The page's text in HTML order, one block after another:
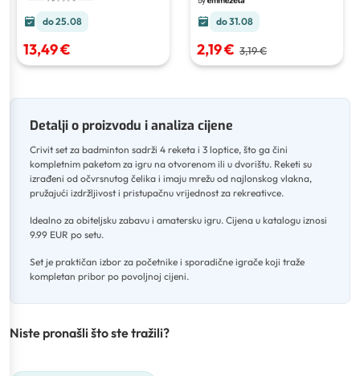
do 25.08
13,49 €
do 31.08
2,19 € 3,19 €
Detalji o proizvodu i analiza cijene
Crivit set za badminton sadrži 4 reketa i 3 loptice, što ga čini
kompletnim paketom za igru na otvorenom ili u dvorištu. Reketi su
izrađeni od očvrsnutog čelika i imaju mrežu od najlonskog vlakna,
pružajući izdržljivost i pristupačnu vrijednost za rekreativce.
Idealno za obiteljsku zabavu i amatersku igru. Cijena u katalogu iznosi
9.99 EUR po setu.
Set je praktičan izbor za početnike i sporadične igrače koji traže
kompletan pribor po povoljnoj cijeni.
Niste pronašli što ste tražili?